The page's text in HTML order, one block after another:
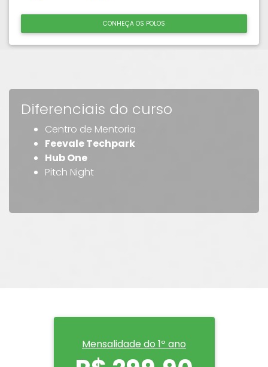
CONHEÇA OS POLOS
Diferenciais do curso
Centro de Mentoria
Feevale Techpark
Hub One
Pitch Night
Mensalidade do 1º ano